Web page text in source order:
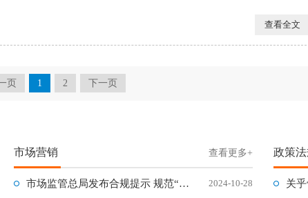
查看全文
页 1 2 下一页
市场营销 查看更多+
市场监管总局发布合规提示 规范“双11”网络集中促销经营活动 2024-10-28
政策